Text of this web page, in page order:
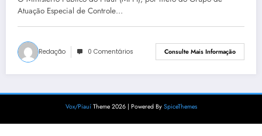
Atuação Especial de Controle…
Redação 0 Comentários Consulte Mais Informação
Vox/Piauí Theme 2026 | Powered By SpiceThemes